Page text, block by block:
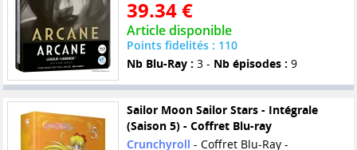
39.34 €
Article disponible
Points fidelités : 110
Nb Blu-Ray : 3 - Nb épisodes : 9
Sailor Moon Sailor Stars - Intégrale
(Saison 5) - Coffret Blu-ray
Crunchyroll - Coffret Blu-Ray -